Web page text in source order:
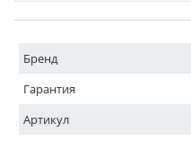
Бренд
Гарантия
Артикул